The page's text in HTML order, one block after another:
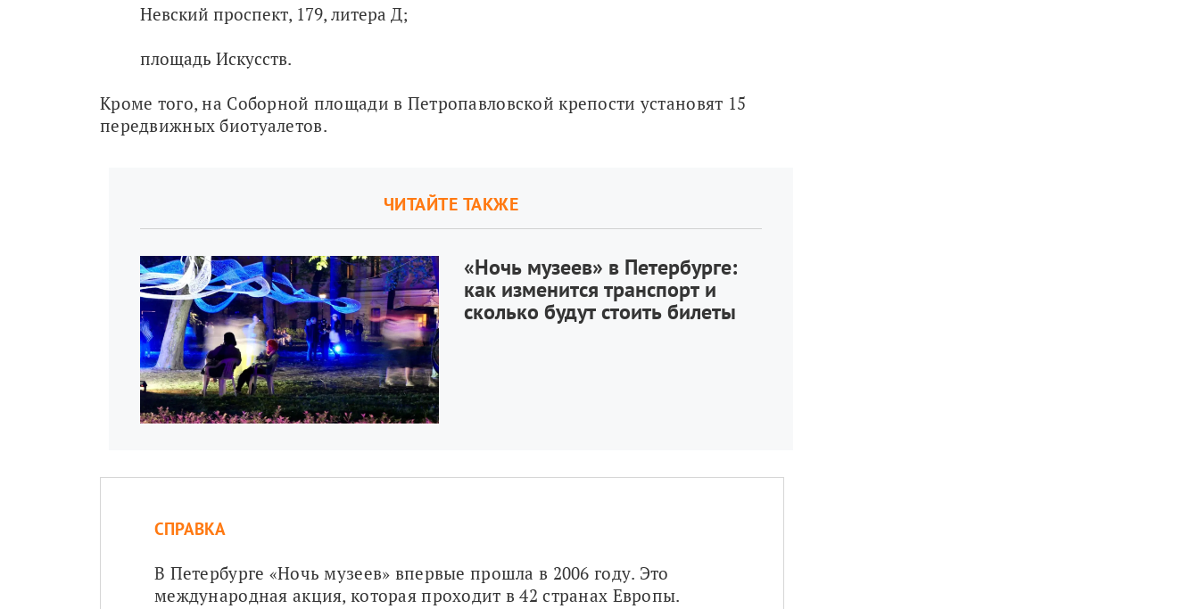
Невский проспект, 179, литера Д;
площадь Искусств.
Кроме того, на Соборной площади в Петропавловской крепости установят 15
передвижных биотуалетов.
ЧИТАЙТЕ ТАКЖЕ
«Ночь музеев» в Петербурге:
как изменится транспорт и
сколько будут стоить билеты
СПРАВКА
В Петербурге «Ночь музеев» впервые прошла в 2006 году. Это
международная акция, которая проходит в 42 странах Европы.